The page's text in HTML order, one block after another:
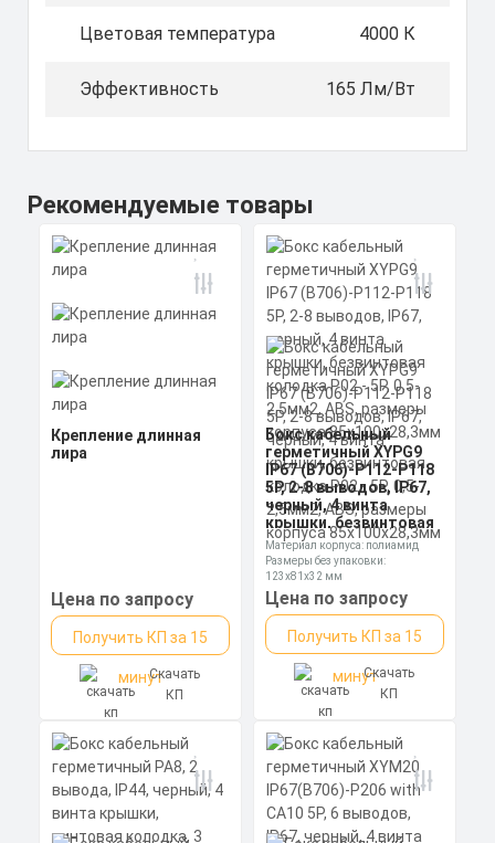
Цветовая температура 4000 К
Эффективность 165 Лм/Вт
Рекомендуемые товары
Крепление длинная
лира
Цена по запросу
Получить КП за 15
минутСкачать
КП
Бокс кабельный
герметичный XYPG9
IP67 (B706)-P112-P118
5P, 2-8 выводов, IP67,
черный, 4 винта
крышки, безвинтовая
колодка Р02 - 5Р, 0,5-
2,5мм2, ABS, размеры
корпуса
85х100х28,3мм
Материал корпуса: полиамид
Размеры без упаковки:
123х81х32 мм
Степень пылевлагозащиты: IP68
Цена по запросу
Получить КП за 15
минутСкачать
КП